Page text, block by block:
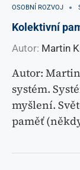
OSOBNÍ ROZVOJ
Kolektivní
Autor: Martin
Autor:
systém.
myšlení.
paměť